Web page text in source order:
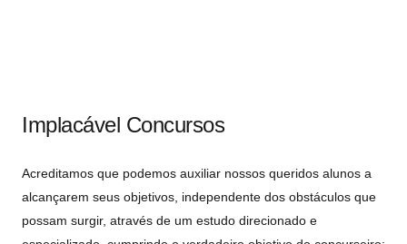
Implacável Concursos
Acreditamos que podemos auxiliar nossos queridos alunos a
alcançarem seus objetivos, independente dos obstáculos que
possam surgir, através de um estudo direcionado e